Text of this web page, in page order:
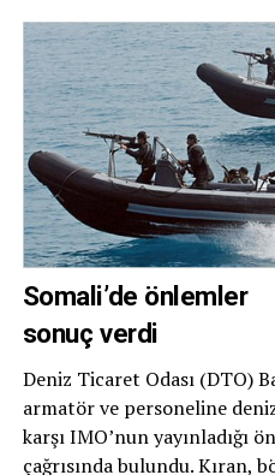
Somali’de önlemler
sonuç verdi
Deniz Ticaret Odası (DTO)
armatör ve personeline
karşı IMO’nun yayınladığı
çağrısında bulundu. Kıran,